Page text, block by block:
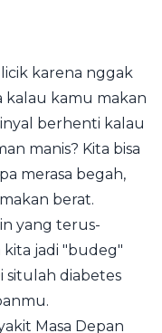
karena nggak
kalau kamu makan
berhenti kalau
manis? Kita bisa
merasa begah,
berat.
yang terus-
kita jadi "budeg"
situlah diabetes
Masa Depan